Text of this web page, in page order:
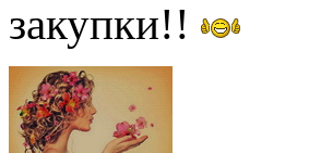
закупки!!